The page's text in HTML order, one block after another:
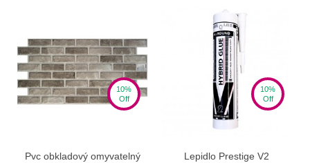
10%
Off
Pvc obkladový omyvatelný
10%
Off
Lepidlo Prestige V2